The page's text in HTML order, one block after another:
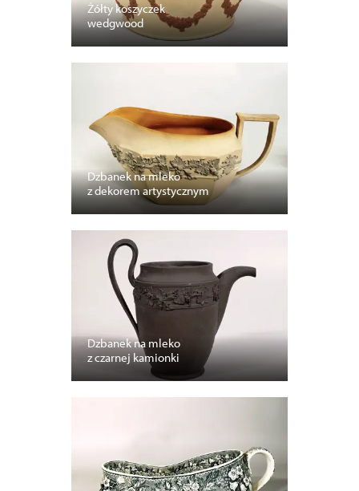
Żółty koszyczek
wedgwood
Dzbanek na mleko
z dekorem artystycznym
Dzbanek na mleko
z czarnej kamionki